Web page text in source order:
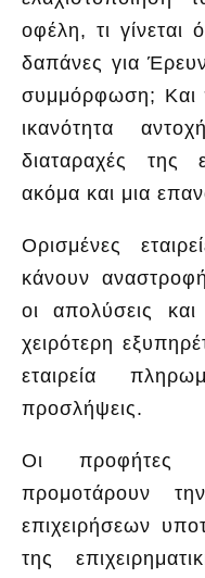
οφέλη, τι γίνεται
δαπάνες για
συμμόρφωση; Και
ικανότητα
διαταραχές της
ακόμα και μια
Ορισμένες
κάνουν
οι απολύσεις
χειρότερη
εταιρεία
προσλήψεις.
Οι προφήτες
προμοτάρουν
επιχειρήσεων
της